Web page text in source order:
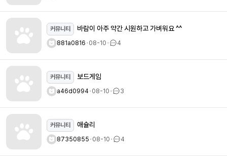
커뮤니티 바람이 아주 약간 시원하고 가벼워요 ^^
881a0816ㆍ08-10ㆍ 4
커뮤니티 보드게임
a46d0994ㆍ08-10ㆍ 3
커뮤니티 애슐리
87350855ㆍ08-10ㆍ 4